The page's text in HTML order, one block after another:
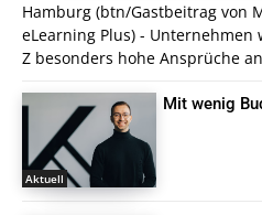
Hamburg (btn/Gastbeitrag von
eLearning Plus) - Unternehmen
Z besonders hohe Ansprüche
Aktuell
Mit wenig